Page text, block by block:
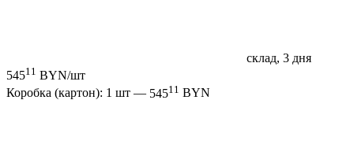
склад, 3 дня
54511 BYN/шт
Коробка (картон): 1 шт — 54511 BYN